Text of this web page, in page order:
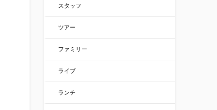
スタッフ
ツアー
ファミリー
ライブ
ランチ